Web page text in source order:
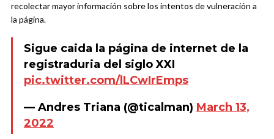
recolectar mayor información sobre los intentos de vulneración a
la página.
Sigue caida la página de internet de la
registraduria del siglo XXI
pic.twitter.com/lLCwIrEmps
— Andres Triana (@ticalman) March 13,
2022